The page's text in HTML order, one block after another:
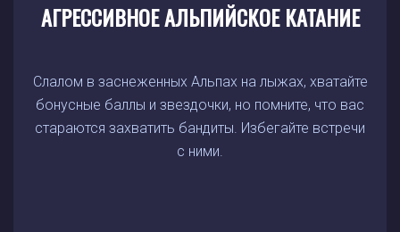
АГРЕССИВНОЕ АЛЬПИЙСКОЕ КАТАНИЕ
Слалом в заснеженных Альпах на лыжах, хватайте
бонусные баллы и звездочки, но помните, что вас
стараются захватить бандиты. Избегайте встречи
с ними.